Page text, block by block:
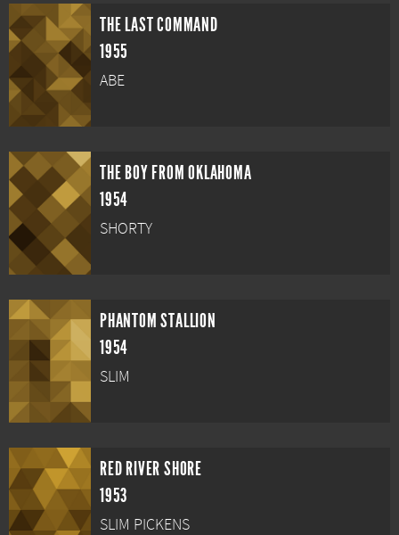
THE LAST COMMAND
1955
ABE
THE BOY FROM OKLAHOMA
1954
SHORTY
PHANTOM STALLION
1954
SLIM
RED RIVER SHORE
1953
SLIM PICKENS